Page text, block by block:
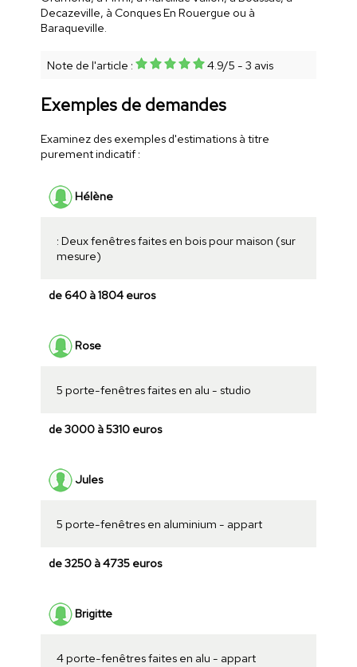
Decazeville, à Conques En Rouergue ou à
Baraqueville.
Note de l'article : 4.9/5 - 3 avis
Exemples de demandes
Examinez des exemples d'estimations à titre
purement indicatif :
Hélène
: Deux fenêtres faites en bois pour maison (sur
mesure)
de 640 à 1804 euros
Rose
5 porte-fenêtres faites en alu - studio
de 3000 à 5310 euros
Jules
5 porte-fenêtres en aluminium - appart
de 3250 à 4735 euros
Brigitte
4 porte-fenêtres faites en alu - appart